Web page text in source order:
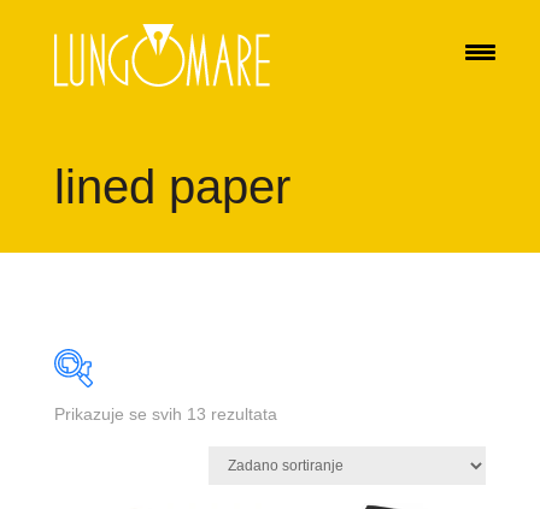
lined paper
Prikazuje se svih 13 rezultata